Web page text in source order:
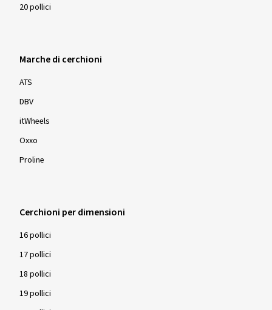
20 pollici
Marche di cerchioni
ATS
DBV
itWheels
Oxxo
Proline
Cerchioni per dimensioni
16 pollici
17 pollici
18 pollici
19 pollici